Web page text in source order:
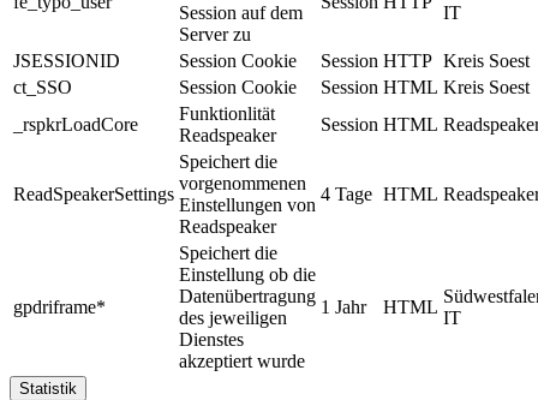
Session auf dem
Server zu
IT
JSESSIONID Session Cookie Session HTTP Kreis Soest
ct_SSO
Session Cookie Session HTML Kreis Soest
_rspkrLoadCore
Funktionlität
Readspeaker
Session HTML
ReadSpeakerSettings
Speichert die
vorgenommenen
Einstellungen von
Readspeaker
4 Tage HTML
gpdriframe*
Speichert die
Einstellung ob die
Datenübertragung
des jeweiligen
Dienstes
akzeptiert wurde
1 Jahr HTML
IT
Statistik